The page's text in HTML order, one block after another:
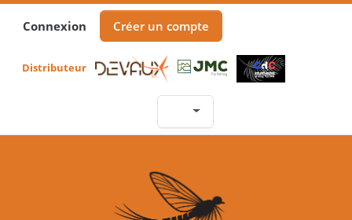
Connexion Créer un compte
Distributeur